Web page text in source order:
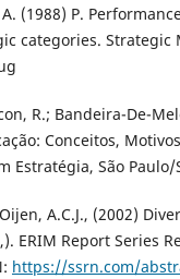
(1988) P.
categories. Strategic
R.; Bandeira-De-
Conceitos,
Estratégia, São Paulo/
A.C.J., (2002)
ERIM Report Series
https://ssrn.com/